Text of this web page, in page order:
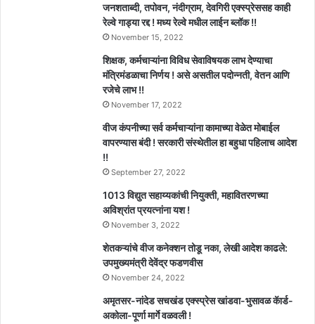
जनशताब्दी, तपोवन, नंदीग्राम, देवगिरी एक्स्प्रेससह काही
रेल्वे गाड्या रद्द ! मध्य रेल्वे मधील लाईन ब्लॉक !!
November 15, 2022
शिक्षक, कर्मचाऱ्यांना विविध सेवाविषयक लाभ देण्याचा
मंत्रिमंडळाचा निर्णय ! असे असतील पदोन्नती, वेतन आणि
रजेचे लाभ !!
November 17, 2022
वीज कंपनीच्या सर्व कर्मचाऱ्यांना कामाच्या वेळेत मोबाईल
वापरण्यास बंदी ! सरकारी संस्थेतील हा बहुधा पहिलाच आदेश
!!
September 27, 2022
1013 विद्युत सहाय्यकांची नियुक्ती, महावितरणच्या
अविश्रांत प्रयत्नांना यश !
November 3, 2022
शेतकऱ्यांचे वीज कनेक्शन तोडू नका, लेखी आदेश काढले:
उपमुख्यमंत्री देवेंद्र फडणवीस
November 24, 2022
अमृतसर-नांदेड सचखंड एक्स्प्रेस खांडवा-भुसावळ कॅार्ड-
अकोला-पूर्णा मार्गे वळवली !